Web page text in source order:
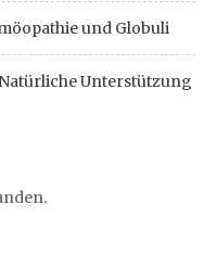
und Globuli
Unterstützung